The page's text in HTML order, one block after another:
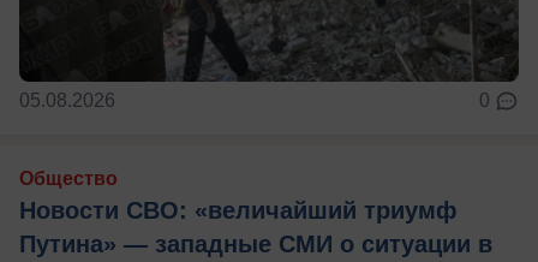
05.08.2026 0
Общество
Новости СВО: «величайший триумф
Путина» — западные СМИ о ситуации в